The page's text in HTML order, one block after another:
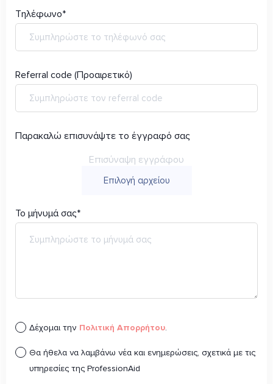
Τηλέφωνο*
Referral code (Προαιρετικό)
Παρακαλώ επισυνάψτε το έγγραφό σας
Επισύναψη εγγράφου
Το μήνυμά σας*
Δέχομαι την Πολιτική Απορρήτου.
Θα ήθελα να λαμβάνω νέα και ενημερώσεις, σχετικά με τις
υπηρεσίες της ProfessionAid